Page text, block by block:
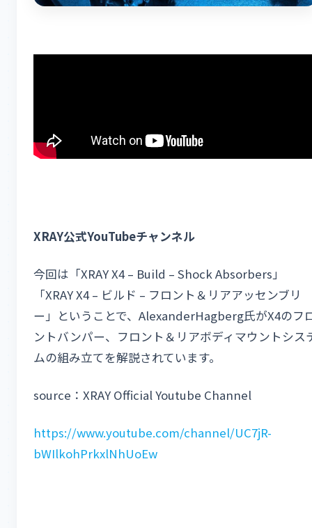
XRAY公式YouTubeチャンネル
今回は「XRAY X4 – Build – Shock Absorbers」
「XRAY X4 – ビルド – フロント＆リアアッセンブリ
ー」ということで、AlexanderHagberg氏がX4のフ
ントバンパー、フロント＆リアボディマウントシス
ムの組み立てを解説されています。
source：XRAY Official Youtube Channel
https://www.youtube.com/channel/UC7jR-
bWIlkohPrkxlNhUoEw